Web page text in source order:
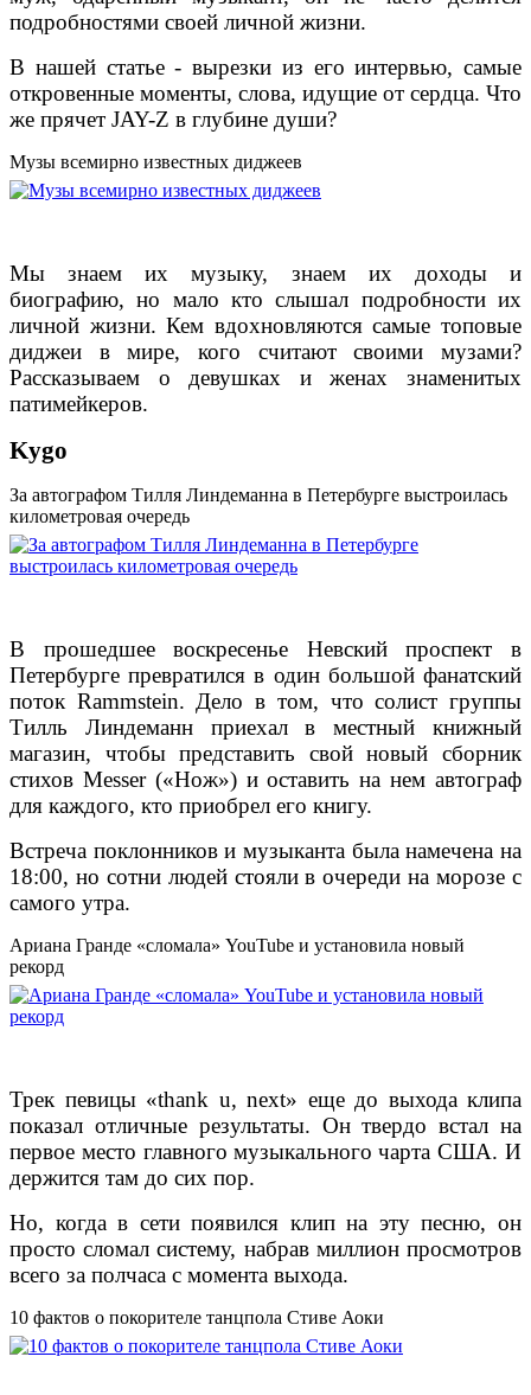
подробностями своей личной жизни.
В нашей статье - вырезки из его интервью, самые
откровенные моменты, слова, идущие от сердца. Что
же прячет JAY-Z в глубине души?
Музы всемирно известных диджеев
Мы знаем их музыку, знаем их доходы и
биографию, но мало кто слышал подробности их
личной жизни. Кем вдохновляются самые топовые
диджеи в мире, кого считают своими музами?
Рассказываем о девушках и женах знаменитых
патимейкеров.
Kygo
За автографом Тилля Линдеманна в Петербурге выстроилась
километровая очередь
В прошедшее воскресенье Невский проспект в
Петербурге превратился в один большой фанатский
поток Rammstein. Дело в том, что солист группы
Тилль Линдеманн приехал в местный книжный
магазин, чтобы представить свой новый сборник
стихов Messer («Нож») и оставить на нем автограф
для каждого, кто приобрел его книгу.
Встреча поклонников и музыканта была намечена на
18:00, но сотни людей стояли в очереди на морозе с
самого утра.
Ариана Гранде «сломала» YouTube и установила новый
рекорд
Трек певицы «thank u, next» еще до выхода клипа
показал отличные результаты. Он твердо встал на
первое место главного музыкального чарта США. И
держится там до сих пор.
Но, когда в сети появился клип на эту песню, он
просто сломал систему, набрав миллион просмотров
всего за полчаса с момента выхода.
10 фактов о покорителе танцпола Стиве Аоки